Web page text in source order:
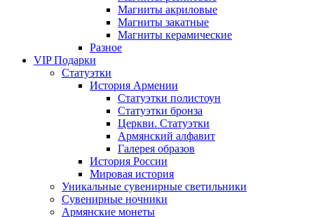
Магниты акриловые
Магниты закатные
Магниты керамические
Разное
VIP Подарки
Статуэтки
История Армении
Статуэтки полистоун
Статуэтки бронза
Церкви. Статуэтки
Армянский алфавит
Галерея образов
История России
Мировая история
Уникальные сувенирные светильники
Сувенирные ночники
Армянские монеты